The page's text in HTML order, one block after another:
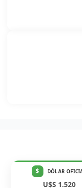
$ DÓLAR
U$S 1.520